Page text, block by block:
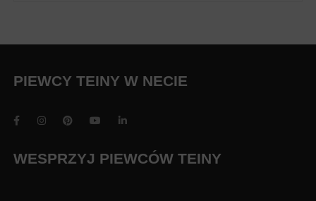
PIEWCY TEINY W NECIE
WESPRZYJ PIEWCÓW TEINY